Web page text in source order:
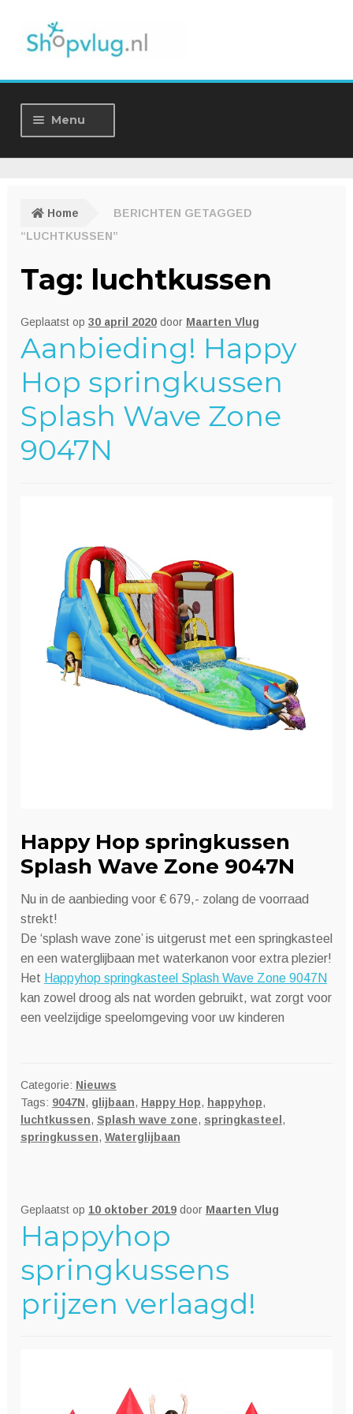
Menu
Home
Over ons
Nieuws
Contact
Home
BERICHTEN GETAGGED
“LUCHTKUSSEN”
Tag: luchtkussen
Geplaatst op 30 april 2020 door Maarten Vlug
Aanbieding! Happy
Hop springkussen
Splash Wave Zone
9047N
Happy Hop springkussen
Splash Wave Zone 9047N
Nu in de aanbieding voor € 679,- zolang de voorraad
strekt!
De ‘splash wave zone’ is uitgerust met een springkasteel
en een waterglijbaan met waterkanon voor extra plezier!
Het Happyhop springkasteel Splash Wave Zone 9047N
kan zowel droog als nat worden gebruikt, wat zorgt voor
een veelzijdige speelomgeving voor uw kinderen
Categorie: Nieuws
Tags: 9047N, glijbaan, Happy Hop, happyhop,
luchtkussen, Splash wave zone, springkasteel ,
springkussen, Waterglijbaan
Geplaatst op 10 oktober 2019 door Maarten Vlug
Happyhop
springkussens
prijzen verlaagd!